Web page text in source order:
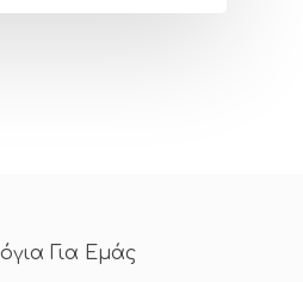
Για Εμάς
Υπηρεσίες
Fiber To The X